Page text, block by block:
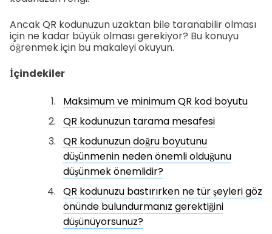
Ancak QR kodunuzun uzaktan bile taranabilir olması
için ne kadar büyük olması gerekiyor? Bu konuyu
öğrenmek için bu makaleyi okuyun.
İçindekiler
Maksimum ve minimum QR kod boyutu
QR kodunuzun tarama mesafesi
QR kodunuzun doğru boyutunu
düşünmenin neden önemli olduğunu
düşünmek önemlidir?
QR kodunuzu bastırırken ne tür şeyleri göz
önünde bulundurmanız gerektiğini
düşünüyorsunuz?